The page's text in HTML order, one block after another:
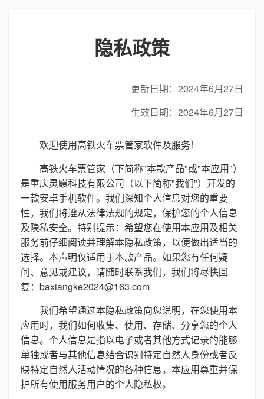
隐私政策
更新日期：2024年6月27日
生效日期：2024年6月27日
欢迎使用高铁火车票管家软件及服务！
高铁火车票管家（下简称"本款产品"或"本应用"）
是重庆灵鳗科技有限公司（以下简称"我们"）开发的
一款安卓手机软件。我们深知个人信息对您的重要
性，我们将遵从法律法规的规定，保护您的个人信息
及隐私安全。特别提示：希望您在使用本应用及相关
服务前仔细阅读并理解本隐私政策，以便做出适当的
选择。本声明仅适用于本款产品。如果您有任何疑
问、意见或建议，请随时联系我们，我们将尽快回
复：baxiangke2024@163.com
我们希望通过本隐私政策向您说明，在您使用本
应用时，我们如何收集、使用、存储、分享您的个人
信息。个人信息是指以电子或者其他方式记录的能够
单独或者与其他信息结合识别特定自然人身份或者反
映特定自然人活动情况的各种信息。本应用尊重并保
护所有使用服务用户的个人隐私权。